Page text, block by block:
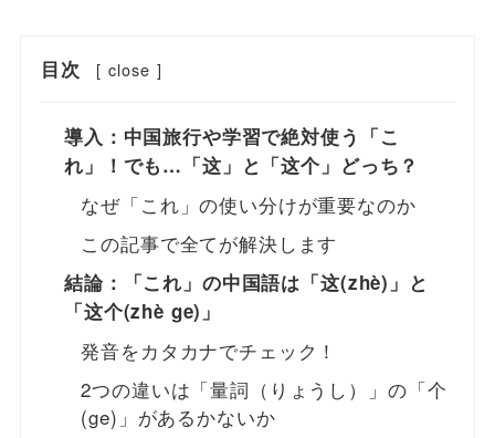
目次 [ close ]
導入：中国旅行や学習で絶対使う「こ
れ」！でも…「这」と「这个」どっち？
なぜ「これ」の使い分けが重要なのか
この記事で全てが解決します
結論：「これ」の中国語は「这(zhè)」と
「这个(zhè ge)」
発音をカタカナでチェック！
2つの違いは「量詞（りょうし）」の「个
(ge)」があるかないか